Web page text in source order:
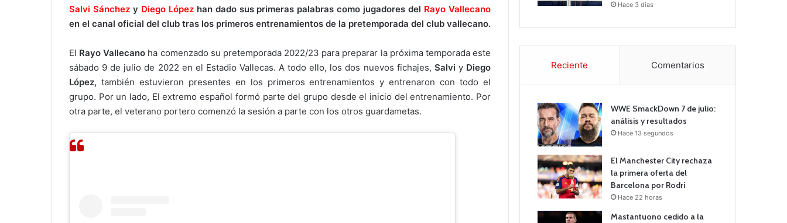
Salvi Sánchezy Diego Lópezhan dado sus primeras palabras como jugadores del Rayo Vallecano
en el canal oficial del club tras los primeros entrenamientos de la pretemporada del club vallecano.
El Rayo Vallecano ha comenzado su pretemporada 2022/23 para preparar la próxima temporada este
sábado 9 de julio de 2022 en el Estadio Vallecas. A todo ello, los dos nuevos fichajes, Salvi y Diego
López, también estuvieron presentes en los primeros entrenamientos y entrenaron con todo el
grupo. Por un lado, El extremo español formó parte del grupo desde el inicio del entrenamiento. Por
otra parte, el veterano portero comenzó la sesión a parte con los otros guardametas.
Hace 3 días
Reciente Comentarios
WWE SmackDown 7 de julio:
análisis y resultados
Hace 13 segundos
El Manchester City rechaza
la primera oferta del
Barcelona por Rodri
Hace 22 horas
Mastantuono cedido a la